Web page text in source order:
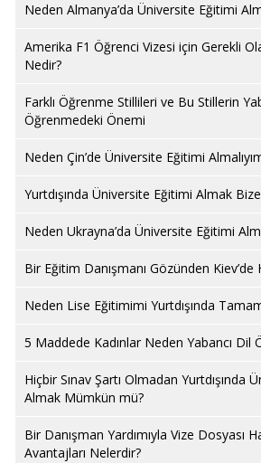
Neden Almanya’da Üniversite Eğitimi
Amerika F1 Öğrenci Vizesi için Gerekli
Nedir?
Farklı Öğrenme Stillileri ve Bu Stillerin
Öğrenmedeki Önemi
Neden Çin’de Üniversite Eğitimi
Yurtdışında Üniversite Eğitimi Almak
Neden Ukrayna’da Üniversite Eğitimi
Bir Eğitim Danışmanı Gözünden
Neden Lise Eğitimimi Yurtdışında
5 Maddede Kadınlar Neden Yabancı Dil
Hiçbir Sınav Şartı Olmadan Yurtdışında
Almak Mümkün mü?
Bir Danışman Yardımıyla Vize Dosyası
Avantajları Nelerdir?